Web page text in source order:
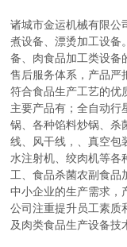
诸城市金运机械有限公
煮设备、漂烫加工设备
备、肉食品加工类设备
售后服务体系，产品严
符合食品生产工艺的优
主要产品有；全自动行
锅、各种馅料炒锅、杀
线、风干线，、真空包
水注射机、绞肉机等各
工、食品杀菌农副食品
中小企业的生产需求，
公司注重提升员工素质
及肉类食品生产设备技